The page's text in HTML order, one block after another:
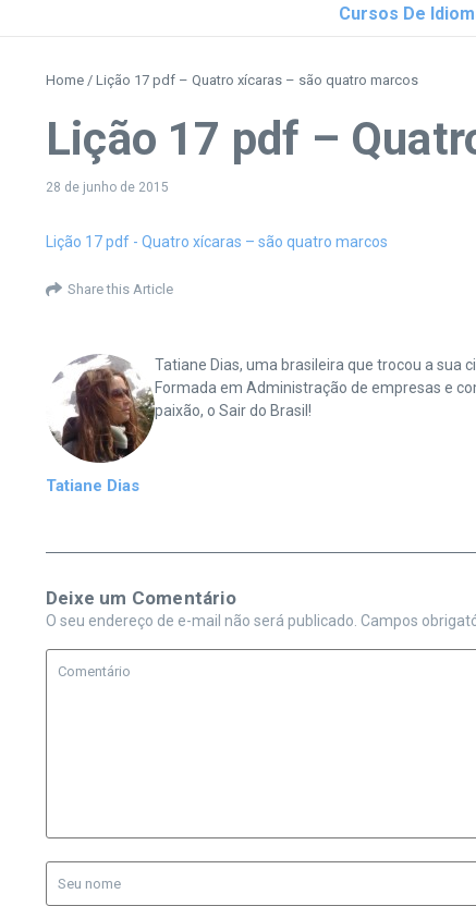
Cursos De
Home / Lição 17 pdf – Quatro xícaras – são quatro marcos
Lição 17 pdf –
28 de junho de 2015
Lição 17 pdf - Quatro xícaras – são quatro marcos
Share this Article
Tatiane Dias
Tatiane Dias, uma brasileira que trocou a sua
Formada em Administração de empresas e
paixão, o Sair do Brasil!
Deixe um Comentário
O seu endereço de e-mail não será publicado. Campos